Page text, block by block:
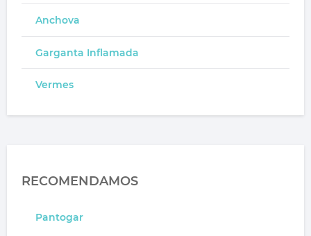
Anchova
Garganta Inflamada
Vermes
RECOMENDAMOS
Pantogar